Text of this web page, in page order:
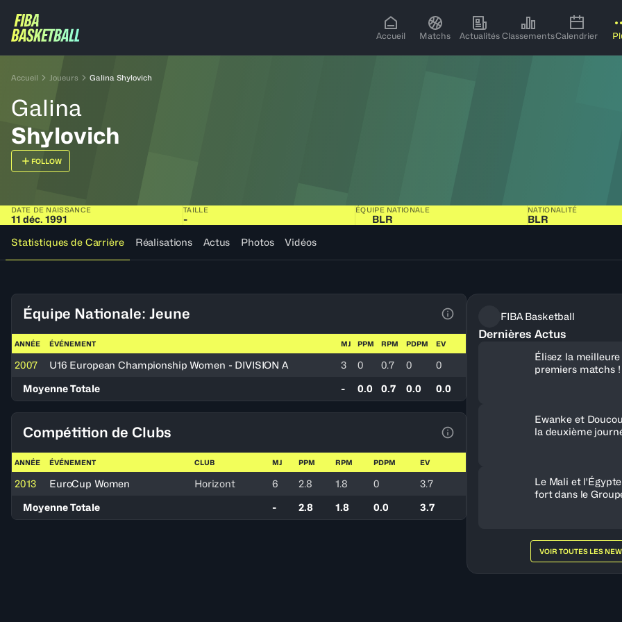
Accueil Matchs Actualités ClassementsCalendrier
Accueil Joueurs Galina Shylovich
Galina
Shylovich
FOLLOW
DATE DE NAISSANCE
11 déc. 1991
TAILLE
-
ÉQUIPE NATIONALE
BLR
NATIONALITÉ
BLR
Statistiques de Carrière
Réalisations Actus Photos Vidéos
Équipe Nationale: Jeune
Voir la Légende du Tableau
ANNÉE ÉVÉNEMENT MJ PPM RPM PDPM EV
2007 U16 European Championship Women - DIVISION A 3 0 0.7 0
0
Moyenne Totale
- 0.0 0.7 0.0 0.0
Compétition de Clubs
ANNÉE ÉVÉNEMENT CLUB MJ PPM RPM PDPM EV
2013 EuroCup Women Horizont 6 2.8 1.8 0
3.7
Moyenne Totale
- 2.8 1.8 0.0 3.7
FIBA Basketball
Dernières Actus
Élisez la
premiers matchs !
Ewanke et
la deuxième
Le Mali et
fort dans le
VOIR TOUTES LES